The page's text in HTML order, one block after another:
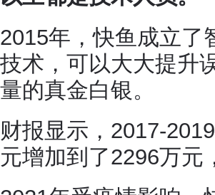
2015年，快鱼成立了
技术，可以大大提升
量的真金白银。
财报显示，2017-
元增加到了2296万